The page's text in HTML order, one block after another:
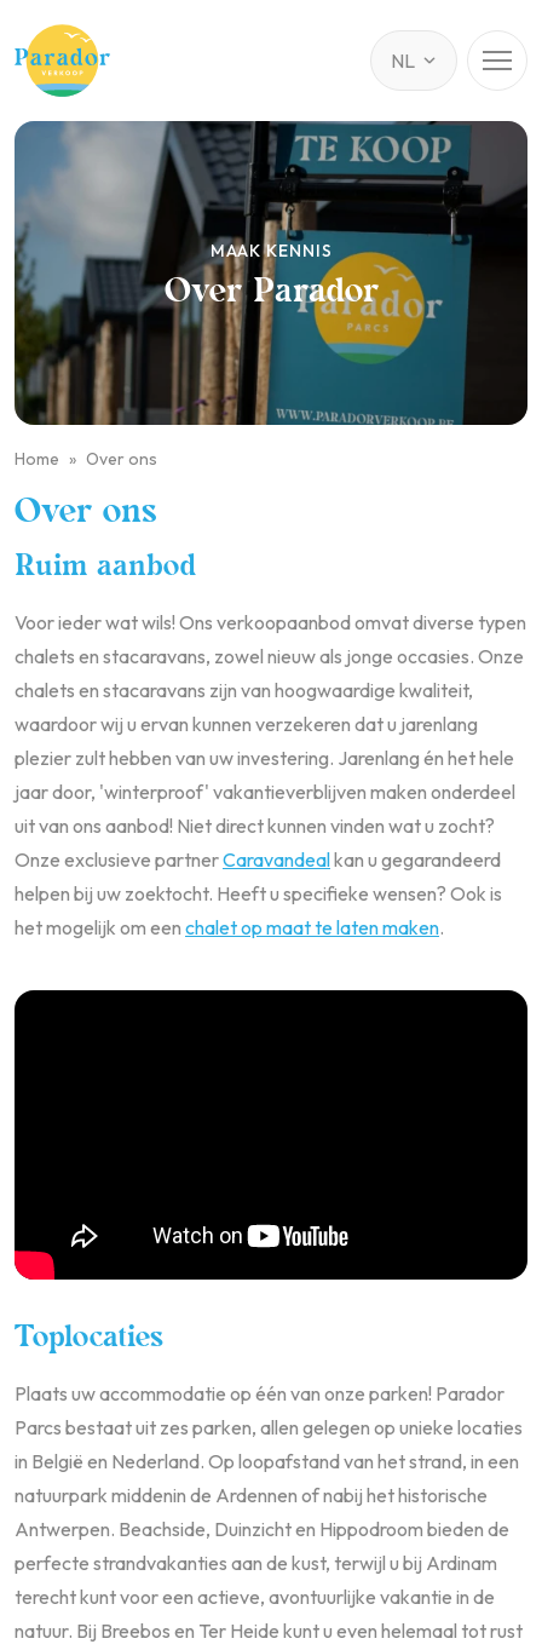
MAAK KENNIS
Over Parador
Home Over ons
Over ons
Ruim aanbod
Voor ieder wat wils! Ons verkoopaanbod omvat diverse typen
chalets en stacaravans, zowel nieuw als jonge occasies. Onze
chalets en stacaravans zijn van hoogwaardige kwaliteit,
waardoor wij u ervan kunnen verzekeren dat u jarenlang
plezier zult hebben van uw investering. Jarenlang én het hele
jaar door, 'winterproof' vakantieverblijven maken onderdeel
uit van ons aanbod! Niet direct kunnen vinden wat u zocht?
Onze exclusieve partnerCaravandealkan u gegarandeerd
helpen bij uw zoektocht. Heeft u specifieke wensen? Ook is
het mogelijk om een chalet op maat te laten maken.
Toplocaties
Plaats uw accommodatie op één van onze parken! Parador
Parcs bestaat uit zes parken, allen gelegen op unieke locaties
in België en Nederland. Op loopafstand van het strand, in een
natuurpark middenin de Ardennen of nabij het historische
Antwerpen. Beachside, Duinzicht en Hippodroom bieden de
perfecte strandvakanties aan de kust, terwijl u bij Ardinam
terecht kunt voor een actieve, avontuurlijke vakantie in de
natuur. Bij Breebos en Ter Heide kunt u even helemaal tot rust